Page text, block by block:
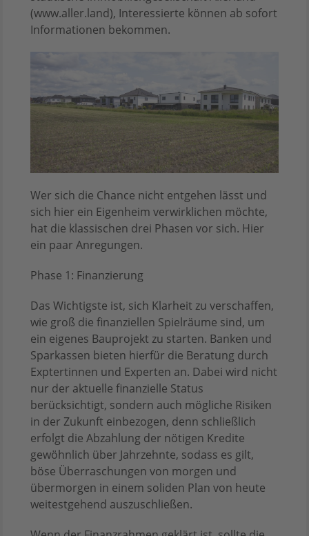
(www.aller.land), Interessierte können ab sofort
Informationen bekommen.
Wer sich die Chance nicht entgehen lässt und
sich hier ein Eigenheim verwirklichen möchte,
hat die klassischen drei Phasen vor sich. Hier
ein paar Anregungen.
Phase 1: Finanzierung
Das Wichtigste ist, sich Klarheit zu verschaffen,
wie groß die finanziellen Spielräume sind, um
ein eigenes Bauprojekt zu starten. Banken und
Sparkassen bieten hierfür die Beratung durch
Exptertinnen und Experten an. Dabei wird nicht
nur der aktuelle finanzielle Status
berücksichtigt, sondern auch mögliche Risiken
in der Zukunft einbezogen, denn schließlich
erfolgt die Abzahlung der nötigen Kredite
gewöhnlich über Jahrzehnte, sodass es gilt,
böse Überraschungen von morgen und
übermorgen in einem soliden Plan von heute
weitestgehend auszuschließen.